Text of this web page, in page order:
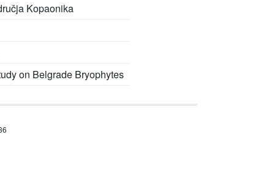
Kopaonika
on Belgrade Bryophytes